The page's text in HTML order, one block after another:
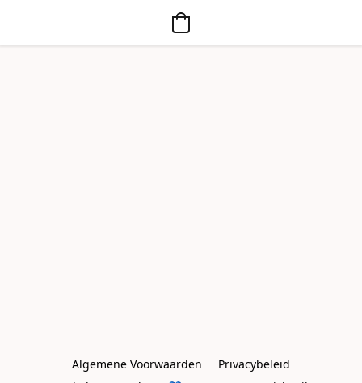
Algemene Voorwaarden
Privacybeleid